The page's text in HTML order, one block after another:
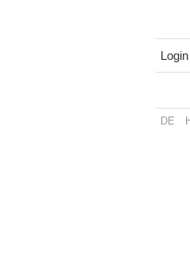
Login
DE